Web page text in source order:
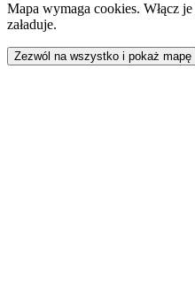
Mapa wymaga cookies. Włącz
załaduje.
Zezwól na wszystko i pokaż mapę